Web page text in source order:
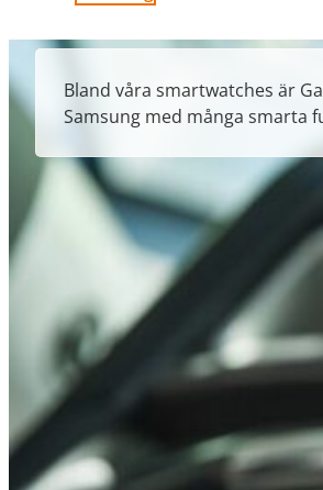
Bland våra smartwatches är
Samsung med många smarta